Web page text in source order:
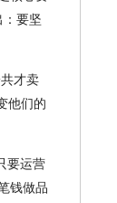
：要坚
才卖
他们的
要运营
钱做品